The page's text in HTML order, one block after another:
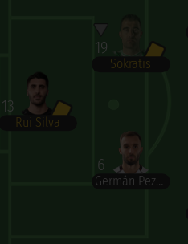
13
Rui Silva
19
Sokratis
6
Germán Pezzella